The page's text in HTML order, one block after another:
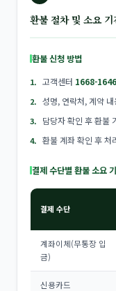
환불 절차 및 소요 기
환불 신청 방법
고객센터 1668-1646
성명, 연락처, 계약
담당자 확인 후 환불
환불 계좌 확인 후 처
결제 수단별 환불 소요
결제 수단
계좌이체(무통장 입
금)
신용카드